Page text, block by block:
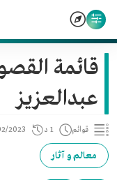
قائمة
عبدالعزيز
قوائم 1 د 2023
معالم و آثار